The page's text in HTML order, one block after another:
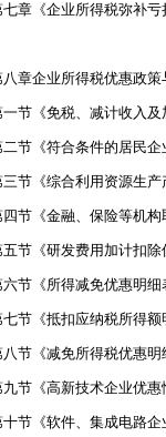
七章《企业所得税弥补
八章企业所得税优惠政
一节《免税、减计收入
二节《符合条件的居民
三节《综合利用资源生
四节《金融、保险等机
五节《研发费用加计扣
六节《所得减免优惠明
七节《抵扣应纳税所得
八节《减免所得税优惠
九节《高新技术企业优
十节《软件、集成电路